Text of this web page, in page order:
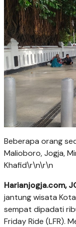
Beberapa orang
Malioboro, Jogja,
Khafid\r\n\r\n
Harianjogja.com,
jantung wisata
sempat dipadati
Friday Ride (LFR).